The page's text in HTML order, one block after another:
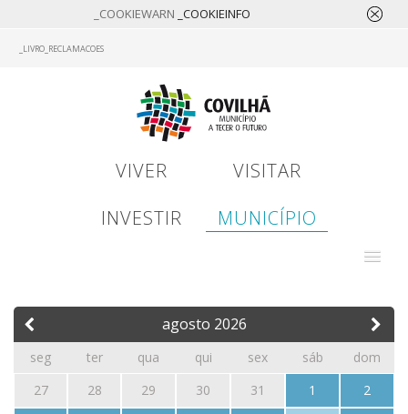
_COOKIEWARN _COOKIEINFO
_LIVRO_RECLAMACOES
VIVER
VISITAR
INVESTIR
MUNICÍPIO
agosto 2026
seg ter qua qui sex sáb
dom
27
28 29 30 31 1
2